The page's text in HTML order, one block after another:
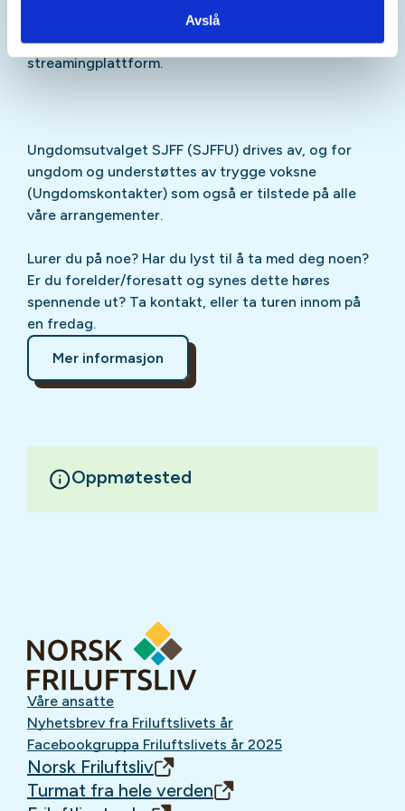
Avslå
påInstagram
TikTokog vår egenpodcastpå din favoritt-
streamingplattform.
Ungdomsutvalget SJFF (SJFFU) drives av, og for
ungdom og understøttes av trygge voksne
(Ungdomskontakter) som også er tilstede på alle
våre arrangementer.
Lurer du på noe? Har du lyst til å ta med deg noen?
Er du forelder/foresatt og synes dette høres
spennende ut? Ta kontakt, eller ta turen innom på
en fredag.
Mer informasjon
Oppmøtested
Våre ansatte
Nyhetsbrev fra Friluftslivets år
Facebookgruppa Friluftslivets år 2025
Norsk Friluftsliv
Turmat fra hele verden